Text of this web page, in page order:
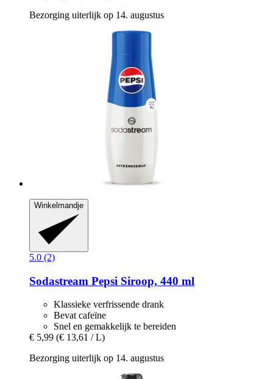
Bezorging uiterlijk op 14. augustus
Winkelmandje
5.0 (2)
Sodastream Pepsi Siroop, 440 ml
Klassieke verfrissende drank
Bevat cafeïne
Snel en gemakkelijk te bereiden
€ 5,99 (€ 13,61 / L)
Bezorging uiterlijk op 14. augustus